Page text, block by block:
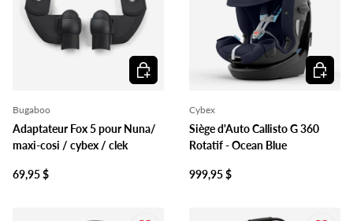
Bugaboo
Adaptateur Fox 5 pour Nuna/
maxi-cosi / cybex / clek
69,95 $
Ajouter au panier
Cybex
Siège d'Auto Callisto G 360
Rotatif - Ocean Blue
999,95 $
Ajouter